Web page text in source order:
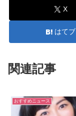
X
はてブ
関連記事
おすすめニュース